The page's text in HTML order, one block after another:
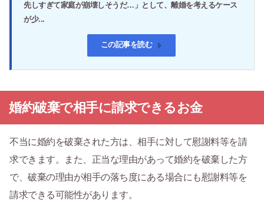
先しすぎて家庭が崩壊しそうだ…」として、離婚を考えるケース
が少...
この記事を読む
婚約破棄で相手に請求できるお金
不当に婚約を破棄された方は、相手に対して慰謝料等を請
求できます。また、正当な理由があって婚約を破棄した方
で、破棄の理由が相手の落ち度にある場合にも慰謝料等を
請求できる可能性があります。